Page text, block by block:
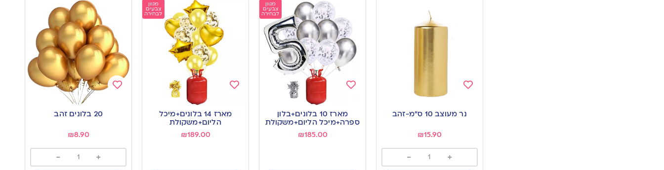
נר מעוצב 10 ס”מ-זהב
₪15.90
+
-
מגוון
צבעים
לבחירה
wishlist
מארז 10 בלונים+בלון
ספרה+מיכל הליום+משקולת
₪185.00
מגוון
צבעים
לבחירה
wishlist
מארז 14 בלונים+מיכל
הליום+משקולת
₪189.00
20 בלונים זהב
₪8.90
+
-